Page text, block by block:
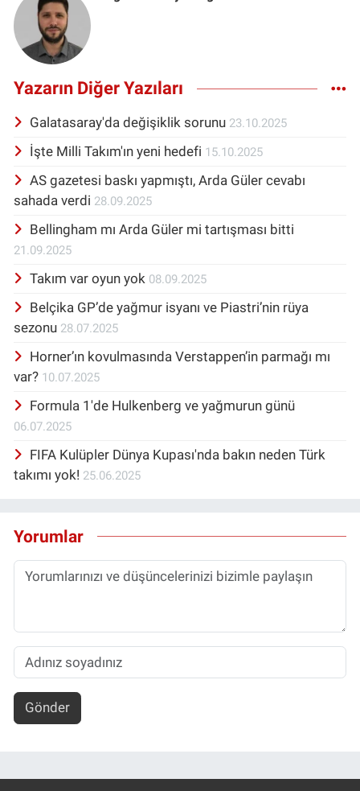
Yazarın Diğer Yazıları
Galatasaray'da değişiklik sorunu 23.10.2025
İşte Milli Takım'ın yeni hedefi 15.10.2025
AS gazetesi baskı yapmıştı, Arda Güler cevabı
sahada verdi 28.09.2025
Bellingham mı Arda Güler mi tartışması bitti
21.09.2025
Takım var oyun yok 08.09.2025
Belçika GP’de yağmur isyanı ve Piastri’nin rüya
sezonu 28.07.2025
Horner’ın kovulmasında Verstappen’in parmağı mı
var? 10.07.2025
Formula 1'de Hulkenberg ve yağmurun günü
06.07.2025
FIFA Kulüpler Dünya Kupası'nda bakın neden Türk
takımı yok! 25.06.2025
Yorumlar
Gönder